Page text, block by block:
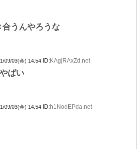
うんやろうな
09/03(金) 14:54 ID:KAgjRAxZd.net
ばい
09/03(金) 14:54 ID:h1NodEPda.net